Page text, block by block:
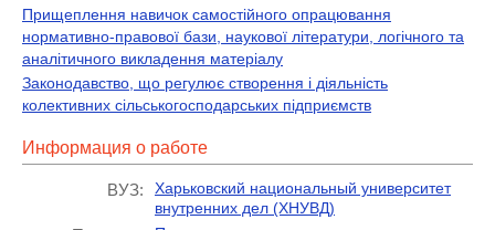
Прищеплення навичок самостійного опрацювання
нормативно-правової бази, наукової літератури, логічного та
аналітичного викладення матеріалу
Законодавство, що регулює створення і діяльність
колективних сільськогосподарських підприємств
Информация о работе
ВУЗ:
Харьковский национальный университет
внутренних дел (ХНУВД)